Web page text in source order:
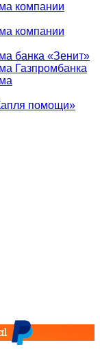
компании
компании
банка «Зенит»
Газпромбанка
помощи»